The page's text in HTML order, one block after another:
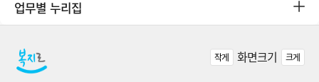
업무별 누리집
작게 화면크기 크게